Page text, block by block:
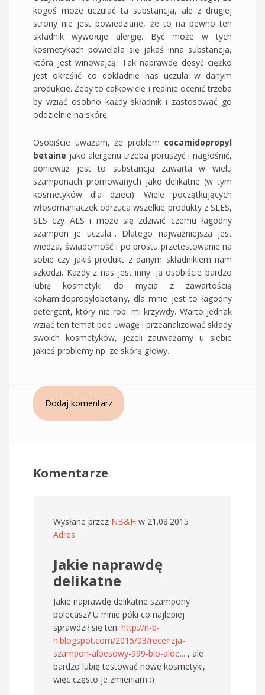
kogoś może uczulać ta substancja, ale z drugiej
strony nie jest powiedziane, że to na pewno ten
składnik wywołuje alergię. Być może w tych
kosmetykach powielała się jakaś inna substancja,
która jest winowajcą. Tak naprawdę dosyć ciężko
jest określić co dokładnie nas uczula w danym
produkcie. Żeby to całkowicie i realnie ocenić trzeba
by wziąć osobno każdy składnik i zastosować go
oddzielnie na skórę.
Osobiście uważam, że problem cocamidopropyl
betaine jako alergenu trzeba poruszyć i nagłośnić,
ponieważ jest to substancja zawarta w wielu
szamponach promowanych jako delikatne (w tym
kosmetyków dla dzieci). Wiele początkujących
włosomaniaczek odrzuca wszelkie produkty z SLES,
SLS czy ALS i może się zdziwić czemu łagodny
szampon je uczula... Dlatego najważniejsza jest
wiedza, świadomość i po prostu przetestowanie na
sobie czy jakiś produkt z danym składnikiem nam
szkodzi. Każdy z nas jest inny. Ja osobiście bardzo
lubię kosmetyki do mycia z zawartością
kokamidopropylobetainy, dla mnie jest to łagodny
detergent, który nie robi mi krzywdy. Warto jednak
wziąć ten temat pod uwagę i przeanalizować składy
swoich kosmetyków, jeżeli zauważamy u siebie
jakieś problemy np. ze skórą głowy.
Dodaj komentarz
Komentarze
Wysłane przez NB&H w 21.08.2015
Adres
Jakie naprawdę
delikatne
Jakie naprawdę delikatne szampony
polecasz? U mnie póki co najlepiej
sprawdził się ten: http://n-b-
h.blogspot.com/2015/03/recenzja-
szampon-aloesowy-999-bio-aloe... , ale
bardzo lubię testować nowe kosmetyki,
więc często je zmieniam :)